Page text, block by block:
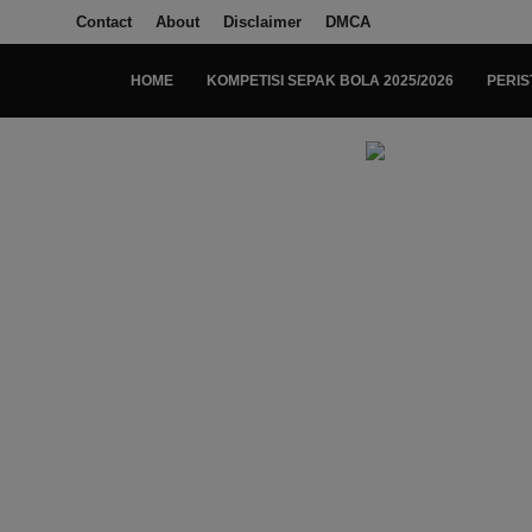
Contact About Disclaimer DMCA
HOME KOMPETISI SEPAK BOLA 2025/2026